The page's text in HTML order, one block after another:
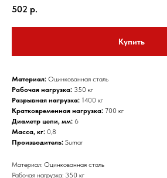
502 р.
Купить
Материал: Оцинкованная сталь
Рабочая нагрузка: 350 кг
Разрывная нагрузка: 1400 кг
Кратковременная нагрузка: 700 кг
Диаметр цепи, мм: 6
Масса, кг: 0,8
Производитель: Sumar
Материал: Оцинкованная сталь
Рабочая нагрузка: 350 кг